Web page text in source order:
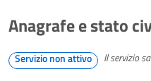
Anagrafe e stato
Servizio non attivo Il servizio